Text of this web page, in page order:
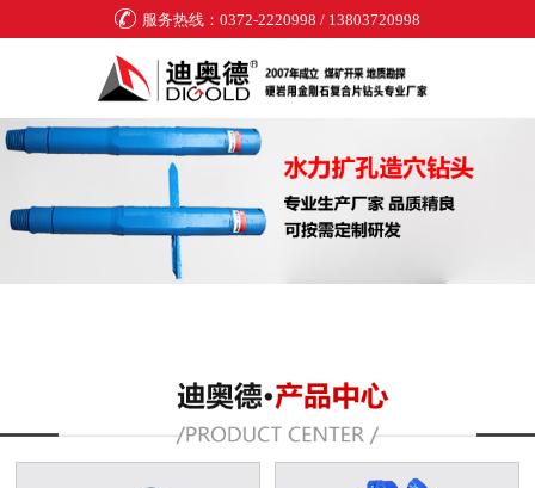
服务热线：0372-2220998 / 13803720998